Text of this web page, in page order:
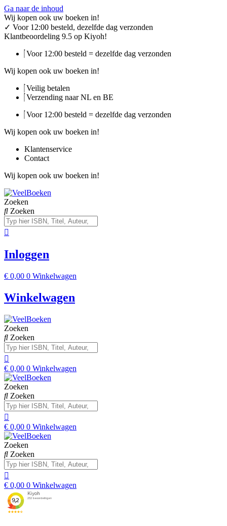
Ga naar de inhoud
Wij kopen ook uw boeken in!
✓ Voor 12:00 besteld, dezelfde dag verzonden
Klantbeoordeling 9.5 op Kiyoh!
Voor 12:00 besteld = dezelfde dag verzonden
Wij kopen ook uw boeken in!
Veilig betalen
Verzending naar NL en BE
Voor 12:00 besteld = dezelfde dag verzonden
Wij kopen ook uw boeken in!
Klantenservice
Contact
Wij kopen ook uw boeken in!
Zoeken
Zoeken
Inloggen
€ 0,00 0 Winkelwagen
Winkelwagen
Zoeken
Zoeken
€ 0,00 0 Winkelwagen
Zoeken
Zoeken
€ 0,00 0 Winkelwagen
Zoeken
Zoeken
€ 0,00 0 Winkelwagen